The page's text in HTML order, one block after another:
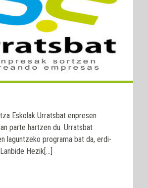
Eskolak Urratsbat enpresen
parte hartzen du. Urratsbat
laguntzeko programa bat da, erdi-
Hezik[...]